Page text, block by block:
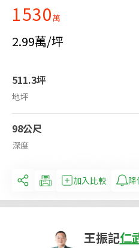
1530萬
2.99萬/坪
511.3坪
地坪
98公尺
深度
加入比較
王振記仁